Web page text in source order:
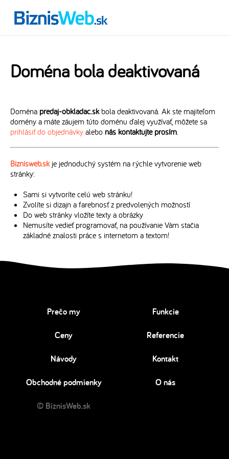
Doména bola deaktivovaná
Doména predaj-obkladac.skbola deaktivovaná. Ak ste majiteľom
domény a máte záujem túto doménu ďalej využívať, môžete sa
prihlásiť do objednávky alebo nás kontaktujte prosím.
Biznisweb.skje jednoduchý systém na rýchle vytvorenie web
stránky:
Sami si vytvoríte celú web stránku!
Zvolíte si dizajn a farebnosť z predvolených možností
Do web stránky vložíte texty a obrázky
Nemusíte vedieť programovať, na používanie Vám stačia
základné znalosti práce s internetom a textom!
Prečo my Funkcie
Ceny Referencie
Návody Kontakt
Obchodné podmienky O nás
© BiznisWeb.sk